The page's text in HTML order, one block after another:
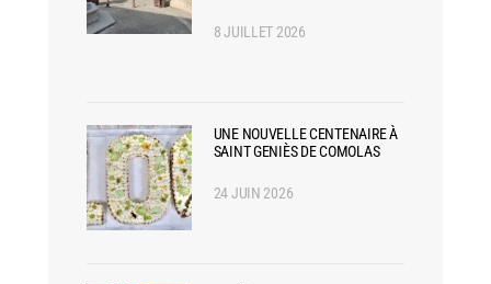
8 JUILLET 2026
UNE NOUVELLE CENTENAIRE À
SAINT GENIÈS DE COMOLAS
24 JUIN 2026